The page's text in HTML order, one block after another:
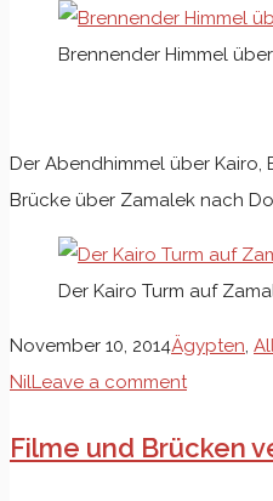
Brennender Himmel
Der Abendhimmel über
Brücke über Zamalek nach
Der Kairo Turm auf
November 10, 2014Ägypten,
NilLeave a comment
Filme und Brücken